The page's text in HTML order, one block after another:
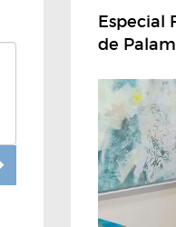
Especial
de